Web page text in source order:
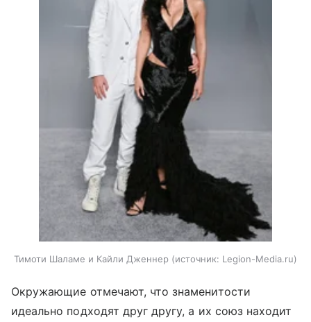
Тимоти Шаламе и Кайли Дженнер источник: Legion-Media.ru
Окружающие отмечают, что знаменитости
идеально подходят друг другу, а их союз находит